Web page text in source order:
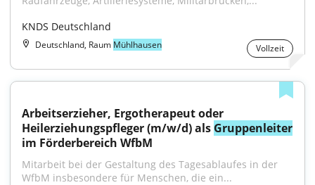
KNDS Deutschland
Deutschland, Raum Mühlhausen Vollzeit
Arbeitserzieher, Ergotherapeut oder
Heilerziehungspfleger (m/w/d) als Gruppenleiter
im Förderbereich WfbM
Mitarbeit bei der Gestaltung des Tagesablaufes in der
WfbM insbesondere für Menschen, die ein...